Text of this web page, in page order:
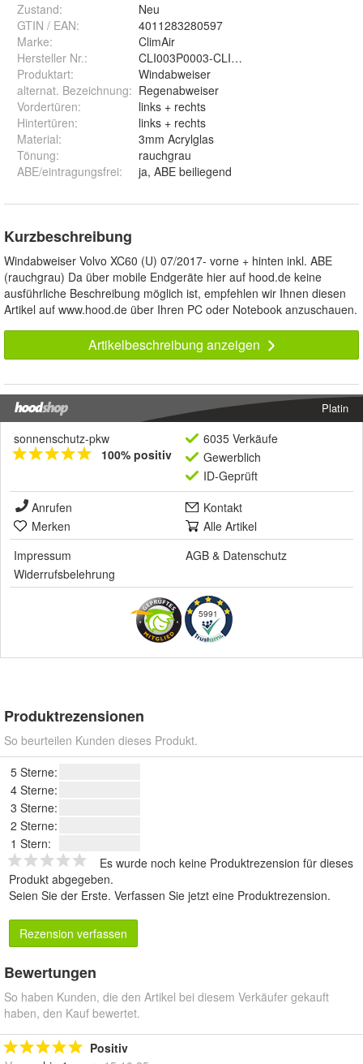
Zustand:
Neu
GTIN / EAN:
4011283280597
Marke:
ClimAir
Hersteller Nr.:
CLI003P0003-CLI00M2004
Produktart:
Windabweiser
alternat. Bezeichnung: Regenabweiser
Vordertüren:
links + rechts
Hintertüren:
links + rechts
Material:
3mm Acrylglas
Tönung:
rauchgrau
ABE/eintragungsfrei: ja, ABE beiliegend
Kurzbeschreibung
Windabweiser Volvo XC60 (U) 07/2017- vorne + hinten inkl. ABE
(rauchgrau) Da über mobile Endgeräte hier auf hood.de keine
ausführliche Beschreibung möglich ist, empfehlen wir Ihnen diesen
Artikel auf www.hood.de über Ihren PC oder Notebook anzuschauen.
Artikelbeschreibung anzeigen
Platin
sonnenschutz-pkw
100% positiv
6035 Verkäufe
Gewerblich
ID-Geprüft
Anrufen
Kontakt
Merken
Alle Artikel
Impressum
AGB & Datenschutz
Widerrufsbelehrung
5991
Produktrezensionen
So beurteilen Kunden dieses Produkt.
5 Sterne:
4 Sterne:
3 Sterne:
2 Sterne:
1 Stern:
Es wurde noch keine Produktrezension für dieses
Produkt abgegeben.
Seien Sie der Erste. Verfassen Sie jetzt eine Produktrezension.
Rezension verfassen
Bewertungen
So haben Kunden, die den Artikel bei diesem Verkäufer gekauft
haben, den Kauf bewertet.
Positiv